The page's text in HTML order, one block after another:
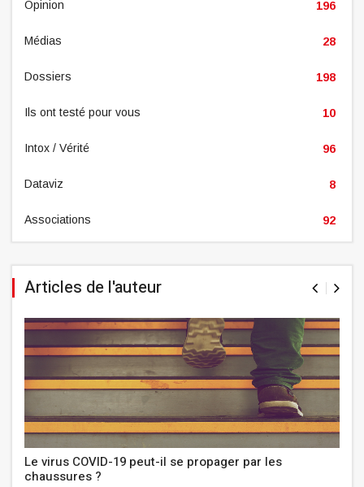
Opinion 196
Médias 28
Dossiers 198
Ils ont testé pour vous 10
Intox / Vérité 96
Dataviz 8
Associations 92
Articles de l'auteur
Le virus COVID-19 peut-il se propager par les
chaussures ?